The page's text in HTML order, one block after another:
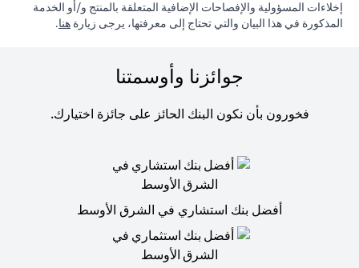
إخلاءات المسؤولية والإفصاحات الإضافية المتعلقة بالمنتج و/أو الخدمة
المذكورة في هذا البيان والتي تحتاج إلى معرفتها، يرجى زيارة هنا.
جوائزنا وأوسمتنا
فخورون بأن نكون البنك الحائز على جائزة اختيارك.
أفضل بنك استشاري في الشرق الأوسط